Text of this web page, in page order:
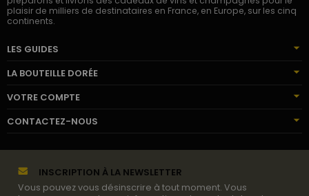
plaisir de milliers de destinataires en France, en Europe, sur les cinq
continents.
LES GUIDES
LA BOUTEILLE DORÉE
VOTRE COMPTE
CONTACTEZ-NOUS
INSCRIPTION À LA NEWSLETTER
Vous pouvez vous désinscrire à tout moment. Vous